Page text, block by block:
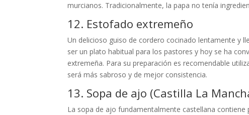
murcianos. Tradicionalmente, la papa no tenía
12. Estofado extremeño
Un delicioso guiso de cordero cocinado lentamente y
ser un plato habitual para los pastores y hoy se ha
extremeña. Para su preparación es recomendable
será más sabroso y de mejor consistencia.
13. Sopa de ajo (Castilla La
La sopa de ajo fundamentalmente castellana